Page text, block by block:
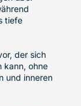
tiefe
der sich
kann, ohne
und inneren